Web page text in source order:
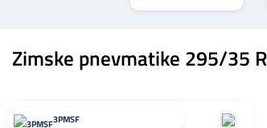
Zimske pnevmatike 295/35
3PMSF